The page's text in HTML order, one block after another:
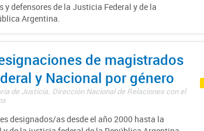
y defensores de la Justicia Federal y de la
Argentina.
de magistrados
y Nacional por género
de Justicia. Dirección Nacional de Relaciones con el
designados/as desde el año 2000 hasta la